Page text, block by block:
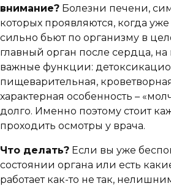
внимание? Болезни печени,
которых проявляются, когда
сильно бьют по организму в
главный орган после сердца, на
важные функции:
пищеварительная,
характерная особенность –
долго. Именно поэтому стоит
проходить осмотры у врача.
Что делать? Если вы уже
состоянии органа или есть
работает как-то не так,